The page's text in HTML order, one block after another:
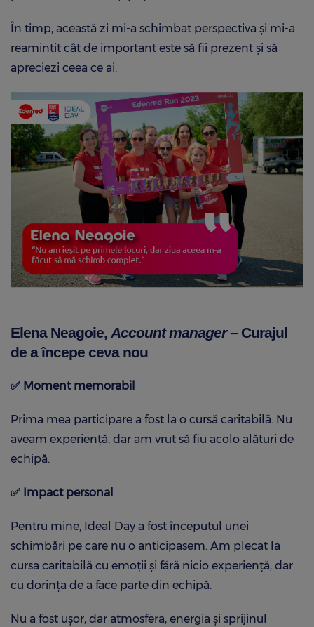
În timp, această zi mi-a schimbat perspectiva și mi-a
reamintit cât de important este să fii prezent și să
apreciezi ceea ce ai.
Elena Neagoie, Account manager– Curajul
de a începe ceva nou
✅ Moment memorabil
Prima mea participare a fost la o cursă caritabilă. Nu
aveam experiență, dar am vrut să fiu acolo alături de
echipă.
✅ Impact personal
Pentru mine, Ideal Day a fost începutul unei
schimbări pe care nu o anticipasem. Am plecat la
cursa caritabilă cu emoții și fără nicio experiență, dar
cu dorința de a face parte din echipă.
Nu a fost ușor, dar atmosfera, energia și sprijinul